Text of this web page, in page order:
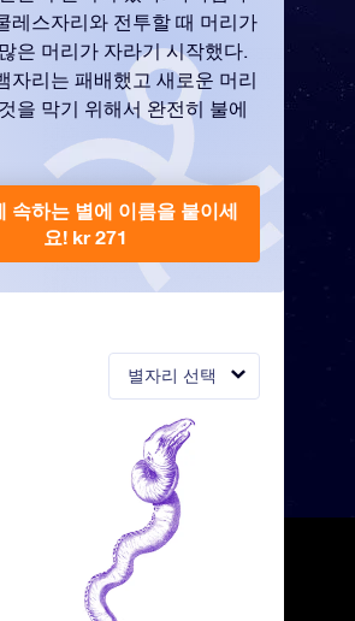
별자리 선택
레스자리와 전투할 때 머리가
은 머리가 자라기 시작했다.
자리는 패배했고 새로운 머리
을 막기 위해서 완전히 불에
속하는 별에 이름을 붙이세
요! kr 271